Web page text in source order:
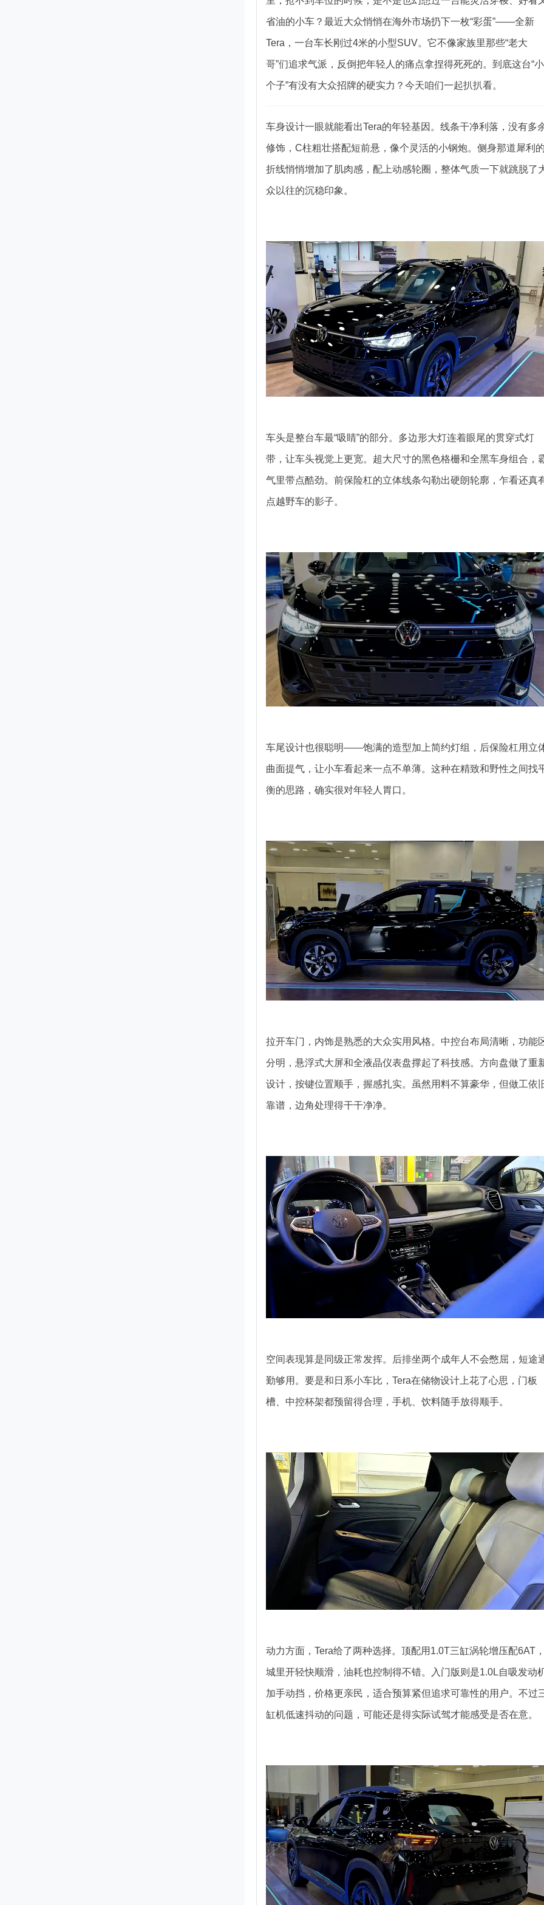
省油的小车？最近大众悄悄在海外市场扔下一枚“彩蛋”——全新
Tera，一台车长刚过4米的小型SUV。它不像家族里那些“老大
哥”们追求气派，反倒把年轻人的痛点拿捏得死死的。到底这台“小
个子”有没有大众招牌的硬实力？今天咱们一起扒扒看。
车身设计一眼就能看出Tera的年轻基因。线条干净利落，没有多
修饰，C柱粗壮搭配短前悬，像个灵活的小钢炮。侧身那道犀利
折线悄悄增加了肌肉感，配上动感轮圈，整体气质一下就跳脱了
众以往的沉稳印象。
车头是整台车最“吸睛”的部分。多边形大灯连着眼尾的贯穿式灯
带，让车头视觉上更宽。超大尺寸的黑色格栅和全黑车身组合，
气里带点酷劲。前保险杠的立体线条勾勒出硬朗轮廓，乍看还真
点越野车的影子。
车尾设计也很聪明——饱满的造型加上简约灯组，后保险杠用立
曲面提气，让小车看起来一点不单薄。这种在精致和野性之间找
衡的思路，确实很对年轻人胃口。
拉开车门，内饰是熟悉的大众实用风格。中控台布局清晰，功能
分明，悬浮式大屏和全液晶仪表盘撑起了科技感。方向盘做了重
设计，按键位置顺手，握感扎实。虽然用料不算豪华，但做工依
靠谱，边角处理得干干净净。
空间表现算是同级正常发挥。后排坐两个成年人不会憋屈，短途
勤够用。要是和日系小车比，Tera在储物设计上花了心思，门板
槽、中控杯架都预留得合理，手机、饮料随手放得顺手。
动力方面，Tera给了两种选择。顶配用1.0T三缸涡轮增压配6AT
城里开轻快顺滑，油耗也控制得不错。入门版则是1.0L自吸发动
加手动挡，价格更亲民，适合预算紧但追求可靠性的用户。不过
缸机低速抖动的问题，可能还是得实际试驾才能感受是否在意。